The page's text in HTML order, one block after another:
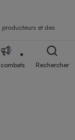
producteurs et des
Rechercher